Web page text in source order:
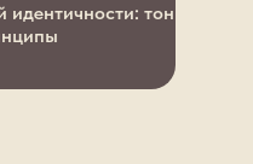
идентичности: тон